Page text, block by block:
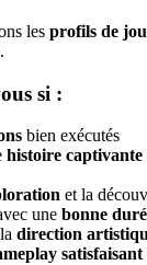
les profils de
si :
bien exécutés
histoire captivante
et la
une bonne
direction
satisfaisant